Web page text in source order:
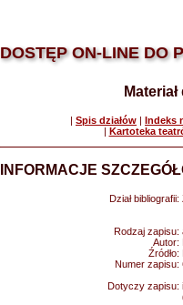
DOSTĘP ON-LINE DO
| Spis działów | Indeks
| Kartoteka
INFORMACJE
Dział bibliografii:
Rodzaj zapisu:
Autor:
Źródło:
Numer zapisu:
Dotyczy zapisu: